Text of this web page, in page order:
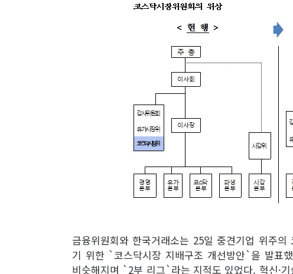
금융위원회와 한국거래소는 25일 중견기업 위주
기 위한 `코스닥시장 지배구조 개선방안`을 발표
비슷해지며 `2부 리그`라는 지적도 있었다. 혁신·